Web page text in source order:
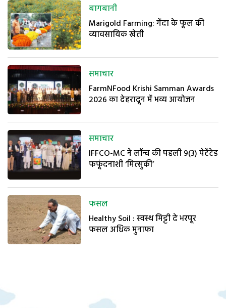
बागबानी
Marigold Farming: गेंदा के फूल की
व्यावसायिक खेती
समाचार
FarmNFood Krishi Samman Awards
2026 का देहरादून में भव्य आयोजन
समाचार
IFFCO-MC ने लॉन्च की पहली 9(3) पेटेंटेड
फफूंदनाशी ‘मित्सुकी’
फसल
Healthy Soil : स्वस्थ मिट्टी दे भरपूर
फसल अधिक मुनाफा